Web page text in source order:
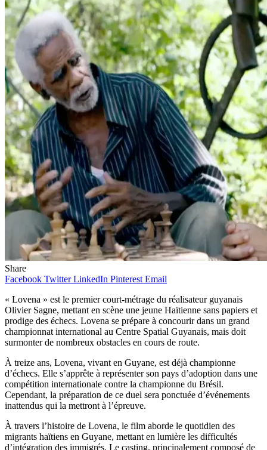
Share
Facebook Twitter LinkedIn Pinterest Email
« Lovena » est le premier court-métrage du réalisateur guyanais
Olivier Sagne, mettant en scène une jeune Haïtienne sans papiers et
prodige des échecs. Lovena se prépare à concourir dans un grand
championnat international au Centre Spatial Guyanais, mais doit
surmonter de nombreux obstacles en cours de route.
À treize ans, Lovena, vivant en Guyane, est déjà championne
d’échecs. Elle s’apprête à représenter son pays d’adoption dans une
compétition internationale contre la championne du Brésil.
Cependant, la préparation de ce duel sera ponctuée d’événements
inattendus qui la mettront à l’épreuve.
À travers l’histoire de Lovena, le film aborde le quotidien des
migrants haïtiens en Guyane, mettant en lumière les difficultés
d’intégration des immigrés. Le casting, principalement composé de